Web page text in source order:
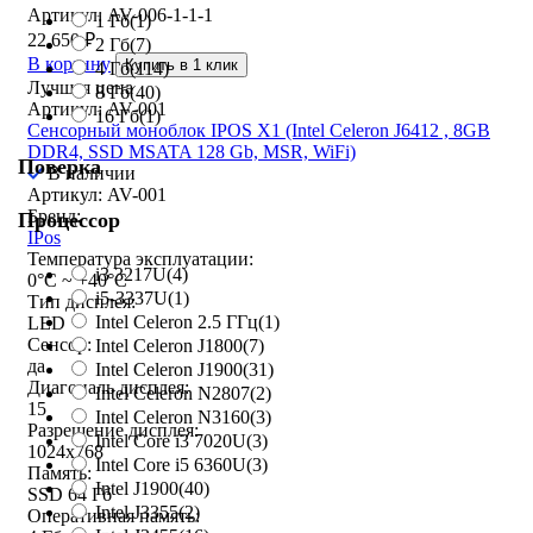
1 Гб(1)
2 Гб(7)
4 Гб(114)
8 Гб(40)
16 Гб(1)
Поверка
Процессор
i3 3217U(4)
i5-3337U(1)
Intel Celeron 2.5 ГГц(1)
Intel Celeron J1800(7)
Intel Celeron J1900(31)
Intel Celeron N2807(2)
Intel Celeron N3160(3)
Intel Core i3 7020U(3)
Intel Core i5 6360U(3)
Intel J1900(40)
Intel J3355(2)
Артикул: AV-006-1-1-1
22 650₽
В корзину
Купить в 1 клик
Лучшая цена
Артикул: AV-001
Сенсорный моноблок IPOS X1 (Intel Celeron J6412 , 8GB
DDR4, SSD MSATA 128 Gb, MSR, WiFi)
В наличии
Артикул: AV-001
Бренд:
IPos
Температура эксплуатации:
0°C ~ +40°C
Тип дисплея:
LED
Сенсор:
да
Диагональ дисплея:
15
Разрешение дисплея:
1024x768
Память:
SSD 64 Гб
Оперативная память: